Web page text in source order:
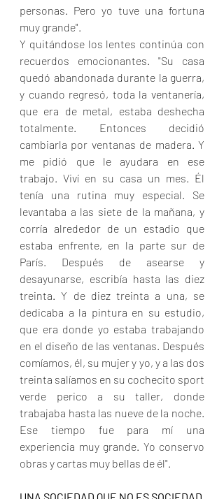
personas. Pero yo tuve una fortuna
muy grande".
Y quitándose los lentes continúa con
recuerdos emocionantes. "Su casa
quedó abandonada durante la guerra,
y cuando regresó, toda la ventanería,
que era de metal, estaba deshecha
totalmente. Entonces decidió
cambiarla por ventanas de madera. Y
me pidió que le ayudara en ese
trabajo. Viví en su casa un mes. Él
tenía una rutina muy especial. Se
levantaba a las siete de la mañana, y
corría alrededor de un estadio que
estaba enfrente, en la parte sur de
París. Después de asearse y
desayunarse, escribía hasta las diez
treinta. Y de diez treinta a una, se
dedicaba a la pintura en su estudio,
que era donde yo estaba trabajando
en el diseño de las ventanas. Después
comíamos, él, su mujer y yo, y a las dos
treinta salíamos en su cochecito sport
verde perico a su taller, donde
trabajaba hasta las nueve de la noche.
Ese tiempo fue para mí una
experiencia muy grande. Yo conservo
obras y cartas muy bellas de él".